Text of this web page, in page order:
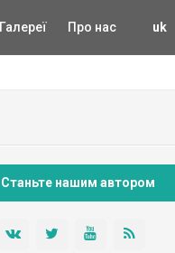
uk
Галереї Про нас
Станьте нашим автором